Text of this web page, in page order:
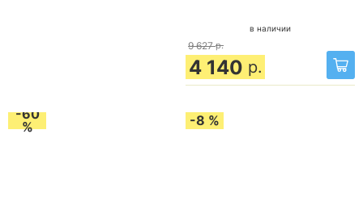
в наличии
9 627 р.
4 140 р.
-60
%
-8 %